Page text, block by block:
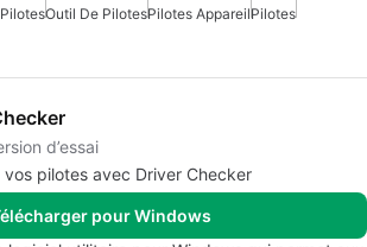
Outil De PilotesPilotes AppareilPilotes
d’essai
vos pilotes avec Driver Checker
pour Windows